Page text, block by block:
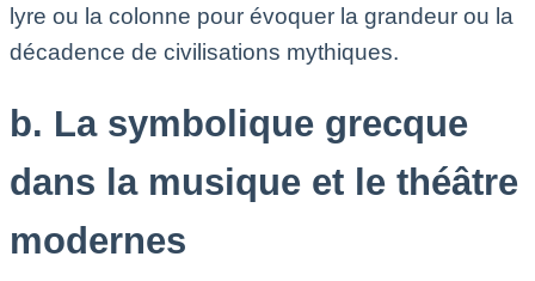
lyre ou la colonne pour évoquer la grandeur ou la
décadence de civilisations mythiques.
b. La symbolique grecque
dans la musique et le théâtre
modernes